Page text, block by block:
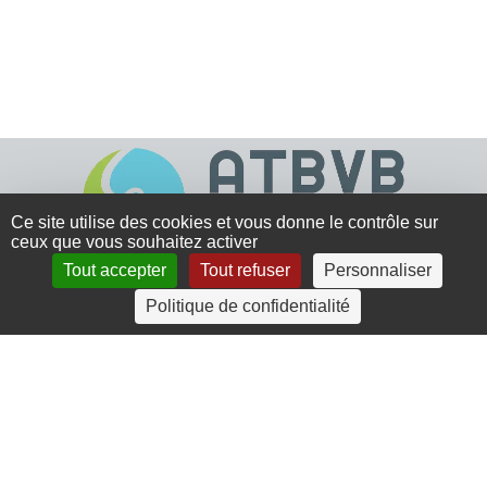
4 rue Crec’h-Ugen
22810 Belle Isle en Terre
Ce site utilise des cookies et vous donne le contrôle sur
ceux que vous souhaitez activer
Tout accepter
Tout refuser
Personnaliser
Politique de confidentialité